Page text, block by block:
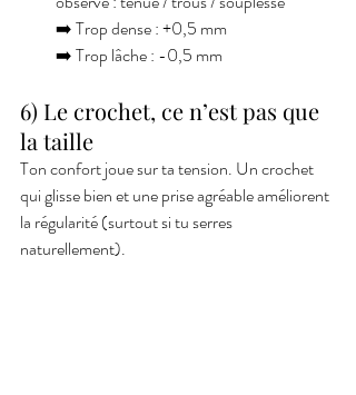
➡️ Trop dense : +0,5 mm
➡️ Trop lâche : -0,5 mm
6) Le crochet, ce n’est pas que
la taille
Ton confort joue sur ta tension. Un crochet
qui glisse bien et une prise agréable améliorent
la régularité (surtout si tu serres
naturellement).